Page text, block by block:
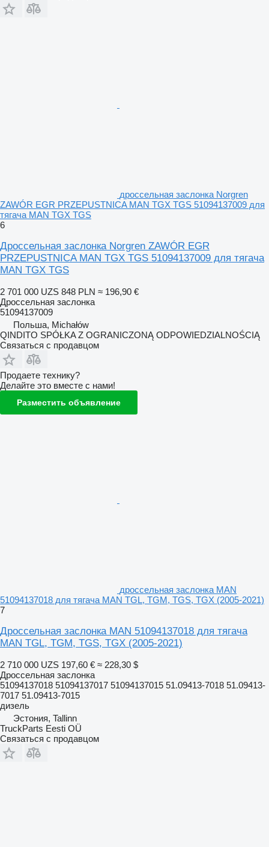
дроссельная заслонка Norgren
ZAWÓR EGR PRZEPUSTNICA MAN TGX TGS 51094137009 для
тягача MAN TGX TGS
6
Дроссельная заслонка Norgren ZAWÓR EGR
PRZEPUSTNICA MAN TGX TGS 51094137009 для тягача
MAN TGX TGS
2 701 000 UZS 848 PLN ≈ 196,90 €
Дроссельная заслонка
51094137009
Польша, Michałów
QINDITO SPÓŁKA Z OGRANICZONĄ ODPOWIEDZIALNOŚCIĄ
Связаться с продавцом
Продаете технику?
Делайте это вместе с нами!
Разместить объявление
дроссельная заслонка MAN
51094137018 для тягача MAN TGL, TGM, TGS, TGX (2005-2021)
7
Дроссельная заслонка MAN 51094137018 для тягача
MAN TGL, TGM, TGS, TGX (2005-2021)
2 710 000 UZS 197,60 € ≈ 228,30 $
Дроссельная заслонка
51094137018 51094137017 51094137015 51.09413-7018 51.09413-
7017 51.09413-7015
дизель
Эстония, Tallinn
TruckParts Eesti OÜ
Связаться с продавцом